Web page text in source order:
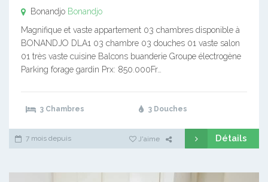
Bonandjo Bonandjo
Magnifique et vaste appartement 03 chambres disponible à
BONANDJO DLA1 03 chambre 03 douches 01 vaste salon
01 très vaste cuisine Balcons buanderie Groupe électrogène
Parking forage gardin Prx: 850.000Fr…
3 Chambres 3 Douches
7 mois depuis J'aime Détails